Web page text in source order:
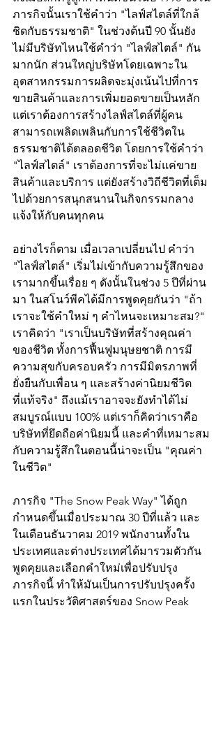
ภารกิจนั้นเราใช้คำว่า "ไลฟ์สไตล์ที่ใกล้
ชิดกับธรรมชาติ" ในช่วงต้นปี 90 นั้นยัง
ไม่มีบริษัทไหนใช้คำว่า "ไลฟ์สไตล์" กัน
มากนัก ส่วนใหญ่บริษัทโดยเฉพาะใน
อุตสาหกรรมการผลิตจะมุ่งเน้นไปที่การ
ขายสินค้าและการเพิ่มยอดขายเป็นหลัก
แต่เราต้องการสร้างไลฟ์สไตล์ที่ผู้คน
สามารถเพลิดเพลินกับการใช้ชีวิตใน
ธรรมชาติได้ตลอดชีวิต โดยการใช้คำว่า
"ไลฟ์สไตล์" เราต้องการที่จะไม่แค่ขาย
สินค้าและบริการ แต่ยังสร้างวิถีชีวิตที่เต็ม
ไปด้วยการสนุกสนานในกิจกรรมกลาง
แจ้งให้กับคนทุกคน
อย่างไรก็ตาม เมื่อเวลาเปลี่ยนไป คำว่า
"ไลฟ์สไตล์" เริ่มไม่เข้ากับความรู้สึกของ
เรามากขึ้นเรื่อย ๆ ดังนั้นในช่วง 5 ปีที่ผ่าน
มา ในสโนว์พีคได้มีการพูดคุยกันว่า "ถ้า
เราจะใช้คำใหม่ ๆ คำไหนจะเหมาะสม?"
เราคิดว่า "เราเป็นบริษัทที่สร้างคุณค่า
ของชีวิต ทั้งการฟื้นฟูมนุษยชาติ การมี
ความสุขกับครอบครัว การมีมิตรภาพที่
ยั่งยืนกับเพื่อน ๆ และสร้างค่านิยมชีวิต
ที่แท้จริง" ถึงแม้เราอาจจะยังทำได้ไม่
สมบูรณ์แบบ 100% แต่เราก็คิดว่าเราคือ
บริษัทที่ยึดถือค่านิยมนี้ และคำที่เหมาะสม
กับความรู้สึกในตอนนี้น่าจะเป็น "คุณค่า
ในชีวิต"
ภารกิจ "The Snow Peak Way" ได้ถูก
กำหนดขึ้นเมื่อประมาณ 30 ปีที่แล้ว และ
ในเดือนธันวาคม 2019 พนักงานทั้งใน
ประเทศและต่างประเทศได้มารวมตัวกัน
พูดคุยและเลือกคำใหม่เพื่อปรับปรุง
ภารกิจนี้ ทำให้มันเป็นการปรับปรุงครั้ง
แรกในประวัติศาสตร์ของ Snow Peak